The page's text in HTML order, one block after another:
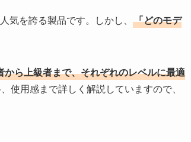
を誇る製品です。しかし、 「どのモデ
から上級者まで、それぞれのレベルに最適
使用感まで詳しく解説していますので、